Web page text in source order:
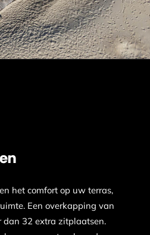
het comfort op uw terras,
Een overkapping van
dan 32 extra zitplaatsen.